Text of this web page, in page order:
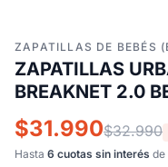
ZAPATILLAS DE
ZAPATILLAS
BREAKNET 2.0
$31.990$32.990
Hasta 6 cuotas sin interés de